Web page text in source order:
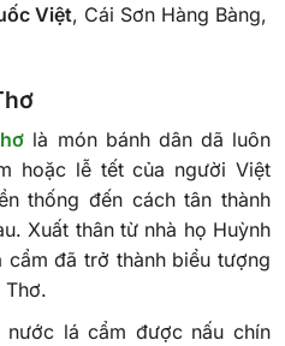
Việt, Cái Sơn Hàng Bàng,
là món bánh dân dã luôn
hoặc lễ tết của người Việt
thống đến cách tân thành
Xuất thân từ nhà họ Huỳnh
cẩm đã trở thành biểu tượng
lá cẩm được nấu chín